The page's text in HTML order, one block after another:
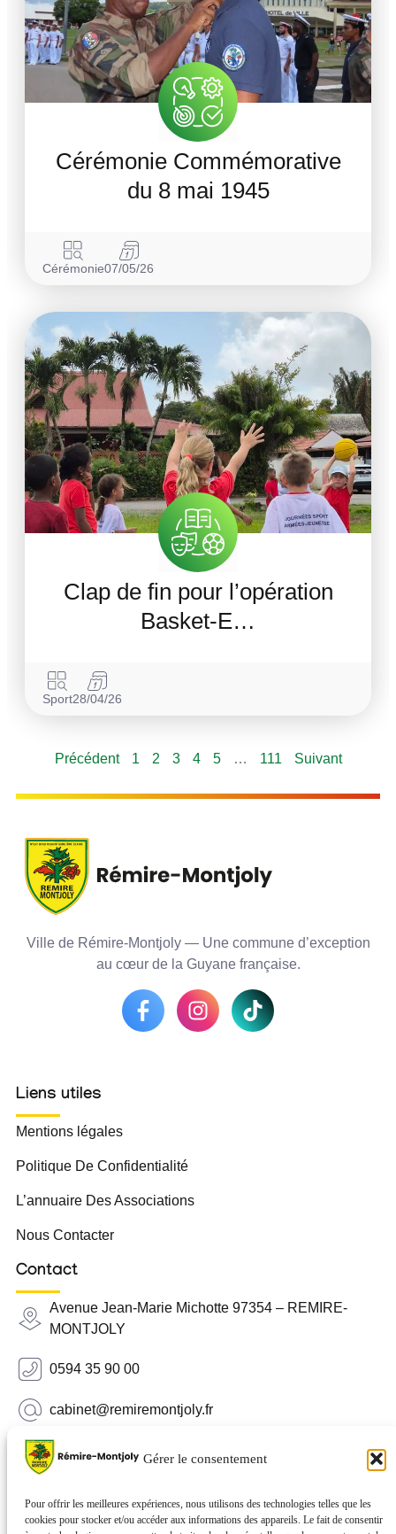
Gérer le consentement
Pour offrir les meilleures expériences, nous utilisons des technologies telles que les
cookies pour stocker et/ou accéder aux informations des appareils. Le fait de consentir
Cérémonie Commémorative
du 8 mai 1945
Cérémonie07/05/26
Clap de fin pour l’opération
Basket-E…
Sport28/04/26
Précédent 1 2 3 4 5 … 111 Suivant
Ville de Rémire-Montjoly — Une commune d’exception
au cœur de la Guyane française.
Liens utiles
Mentions légales
Politique De Confidentialité
L’annuaire Des Associations
Nous Contacter
Contact
Avenue Jean-Marie Michotte 97354 – REMIRE-
MONTJOLY
0594 35 90 00
cabinet@remiremontjoly.fr
Newsletter
nouvelles de votre commune.